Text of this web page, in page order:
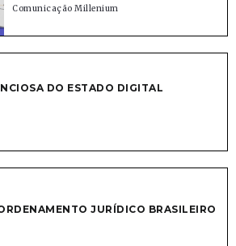
Comunicação Millenium
DO ESTADO DIGITAL
JURÍDICO BRASILEIRO